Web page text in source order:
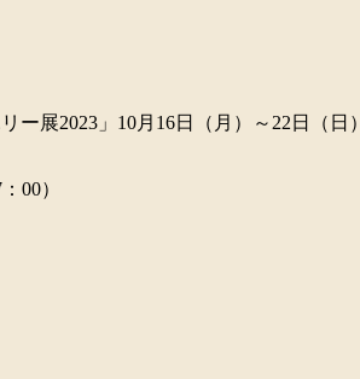
ー展2023」10月16日（月）～22日（日）
00）